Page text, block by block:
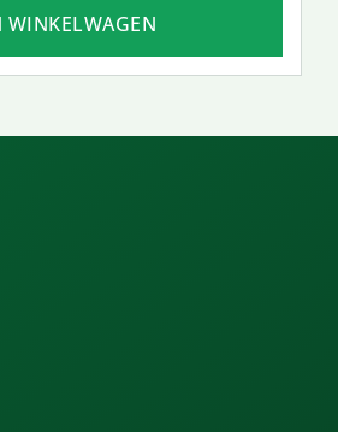
WINKELWAGEN